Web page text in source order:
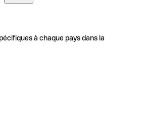
à chaque pays dans la